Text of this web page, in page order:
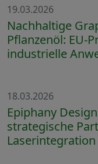
19.03.2026
Nachhaltige
Pflanzenöl: EU-
industrielle
18.03.2026
Epiphany
strategische